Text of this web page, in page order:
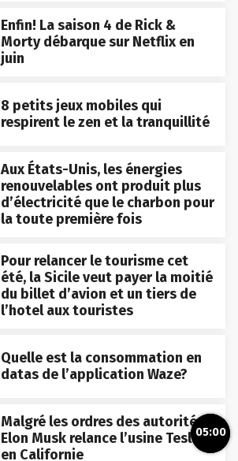
Enfin! La saison 4 de Rick &
Morty débarque sur Netflix en
juin
8 petits jeux mobiles qui
respirent le zen et la tranquillité
Aux États-Unis, les énergies
renouvelables ont produit plus
d’électricité que le charbon pour
la toute première fois
Pour relancer le tourisme cet
été, la Sicile veut payer la moitié
du billet d’avion et un tiers de
l’hotel aux touristes
Quelle est la consommation en
datas de l’application Waze?
Malgré les ordres des autorités,
Elon Musk relance l’usine Tesla
en Californie
05:00